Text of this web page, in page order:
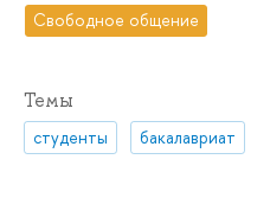
Свободное общение
Темы
студенты бакалавриат